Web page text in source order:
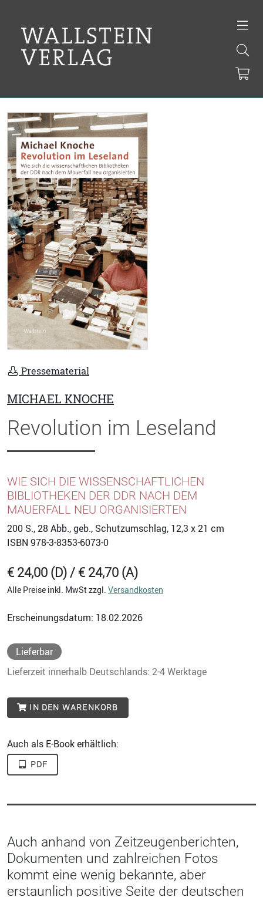
Pressematerial
MICHAEL KNOCHE
Revolution im Leseland
WIE SICH DIE WISSENSCHAFTLICHEN
BIBLIOTHEKEN DER DDR NACH DEM
MAUERFALL NEU ORGANISIERTEN
200 S., 28 Abb., geb., Schutzumschlag, 12,3 x 21 cm
ISBN 978-3-8353-6073-0
€ 24,00 (D) / € 24,70 (A)
Alle Preise inkl. MwSt zzgl. Versandkosten
Erscheinungsdatum: 18.02.2026
Lieferbar
Lieferzeit innerhalb Deutschlands: 2-4 Werktage
IN DEN WARENKORB
Auch als E-Book erhältlich:
PDF
Auch anhand von Zeitzeugenberichten,
Dokumenten und zahlreichen Fotos
kommt eine wenig bekannte, aber
erstaunlich positive Seite der deutschen